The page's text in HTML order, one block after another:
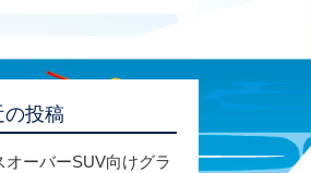
の投稿
オーバーSUV向けグラ